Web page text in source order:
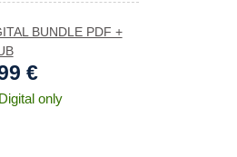
BUNDLE PDF +
€
Digital only